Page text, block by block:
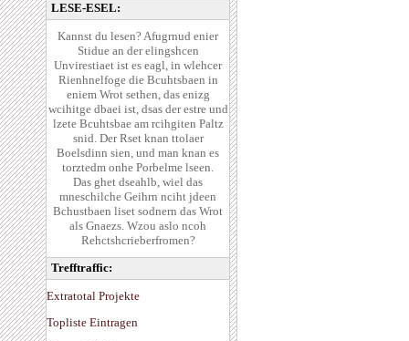
LESE-ESEL:
Kannst du lesen? Afugrnud enier
Stidue an der elingshcen
Unvirestiaet ist es eagl, in wlehcer
Rienhnelfoge die Bcuhtsbaen in
eniem Wrot sethen, das enizg
wcihitge dbaei ist, dsas der estre und
lzete Bcuhtsbae am rcihgiten Paltz
snid. Der Rset knan ttolaer
Boelsdinn sien, und man knan es
torztedm onhe Porbelme lseen.
Das ghet dseahlb, wiel das
mneschilche Geihrn nciht jdeen
Bchustbaen liset sodnern das Wrot
als Gnaezs. Wzou aslo ncoh
Rehctshcrieberfromen?
Trefftraffic:
Extratotal Projekte
Topliste Eintragen